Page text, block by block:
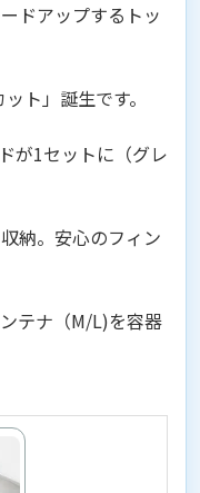
ドアップするトッ
ト」誕生です。
が1セットに（グレ
納。安心のフィン
テナ（M/L)を容器